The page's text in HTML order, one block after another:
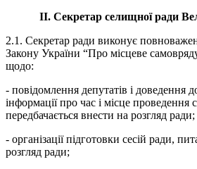
ІІ. Секретар селищної ради
2.1. Секретар ради виконує
Закону України “Про місцеве
щодо:
- повідомлення депутатів і доведення
інформації про час і місце проведення
передбачається внести на розгляд ради;
- організації підготовки сесій ради,
розгляд ради;